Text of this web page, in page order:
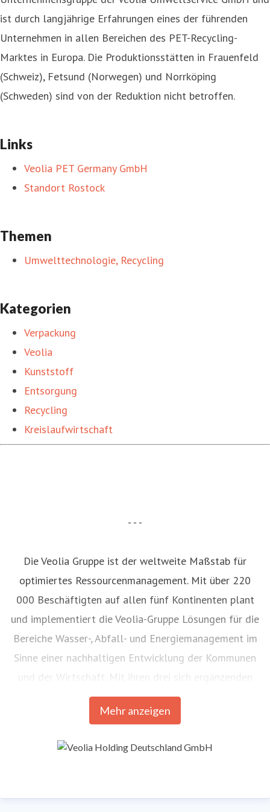
ist durch langjährige Erfahrungen eines der führenden
Unternehmen in allen Bereichen des PET-Recycling-
Marktes in Europa. Die Produktionsstätten in Frauenfeld
(Schweiz), Fetsund (Norwegen) und Norrköping
(Schweden) sind von der Reduktion nicht betroffen.
Links
Veolia PET Germany GmbH
Standort Rostock
Themen
Umwelttechnologie, Recycling
Kategorien
Verpackung
Veolia
Kunststoff
Entsorgung
Recycling
Kreislaufwirtschaft
- - -
Die Veolia Gruppe ist der weltweite Maßstab für
optimiertes Ressourcenmanagement. Mit über 220
000 Beschäftigten auf allen fünf Kontinenten plant
und implementiert die Veolia-Gruppe Lösungen für die
Bereiche Wasser-, Abfall- und Energiemanagement im
Sinne einer nachhaltigen Entwicklung der Kommunen
und der Wirtschaft. Mit ihren drei sich ergänzenden
Tätigkeitsfeldern sorgt sie für einen verbesserten
Zugang zu Ressourcen, ihren Schutz und ihre
die Trinkwasserversorgung von 79 Millionen
Mehr anzeigen